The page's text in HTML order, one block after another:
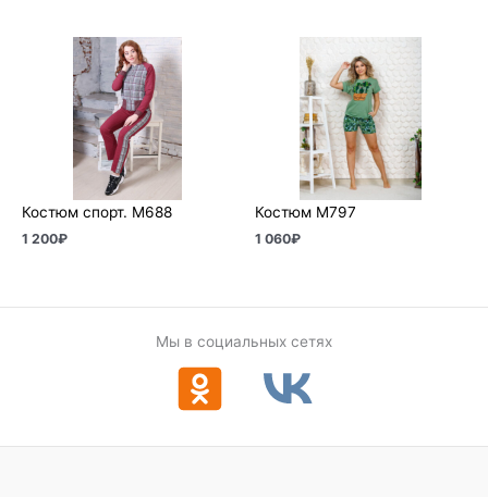
Костюм спорт. М688
1 200₽
Костюм М797
1 060₽
Мы в социальных сетях